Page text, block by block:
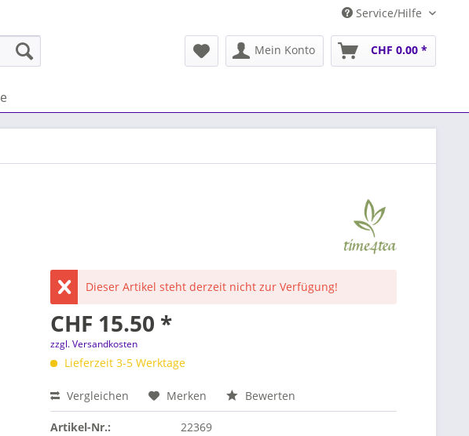
Service/Hilfe
Mein Konto CHF 0.00 *
Dieser Artikel steht derzeit nicht zur Verfügung!
CHF 15.50 *
zzgl. Versandkosten
Lieferzeit 3-5 Werktage
Vergleichen Merken Bewerten
Artikel-Nr.: 22369